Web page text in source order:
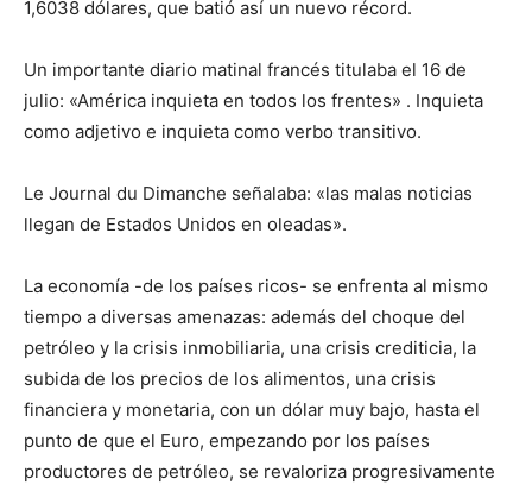
1,6038 dólares, que batió así un nuevo récord.
Un importante diario matinal francés titulaba el 16 de
julio: «América inquieta en todos los frentes» . Inquieta
como adjetivo e inquieta como verbo transitivo.
Le Journal du Dimanche señalaba: «las malas noticias
llegan de Estados Unidos en oleadas».
La economía -de los países ricos- se enfrenta al mismo
tiempo a diversas amenazas: además del choque del
petróleo y la crisis inmobiliaria, una crisis crediticia, la
subida de los precios de los alimentos, una crisis
financiera y monetaria, con un dólar muy bajo, hasta el
punto de que el Euro, empezando por los países
productores de petróleo, se revaloriza progresivamente